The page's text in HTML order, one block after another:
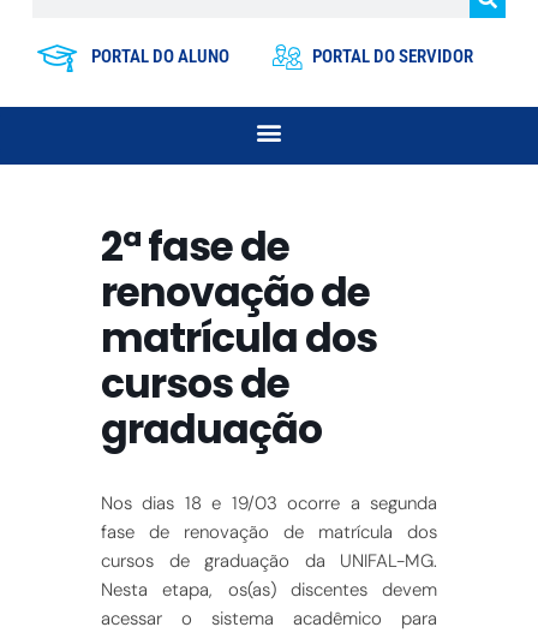
PORTAL DO ALUNO PORTAL DO SERVIDOR
2ª fase de
renovação de
matrícula dos
cursos de
graduação
Nos dias 18 e 19/03 ocorre a segunda
fase de renovação de matrícula dos
cursos de graduação da UNIFAL-MG.
Nesta etapa, os(as) discentes devem
acessar o sistema acadêmico para